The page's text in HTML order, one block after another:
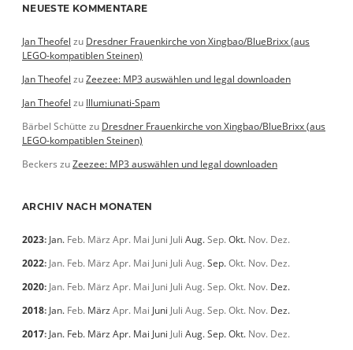
NEUESTE KOMMENTARE
Jan Theofel zu Dresdner Frauenkirche von Xingbao/BlueBrixx (aus
LEGO-kompatiblen Steinen)
Jan Theofel zuZeezee: MP3 auswählen und legal downloaden
Jan Theofel zu Illumiunati-Spam
Bärbel Schütte zu Dresdner Frauenkirche von Xingbao/BlueBrixx (aus
LEGO-kompatiblen Steinen)
Beckers zuZeezee: MP3 auswählen und legal downloaden
ARCHIV NACH MONATEN
2023: Jan. Feb. März Apr. Mai Juni Juli Aug.Sep.Okt. Nov. Dez.
2022: Jan. Feb. März Apr. Mai Juni Juli Aug.Sep.Okt. Nov. Dez.
2020: Jan. Feb. März Apr. Mai Juni Juli Aug.Sep.Okt. Nov. Dez.
2018: Jan. Feb. März Apr. Mai Juni Juli Aug.Sep.Okt. Nov. Dez.
2017: Jan. Feb. März Apr. Mai Juni Juli Aug.Sep.Okt. Nov. Dez.